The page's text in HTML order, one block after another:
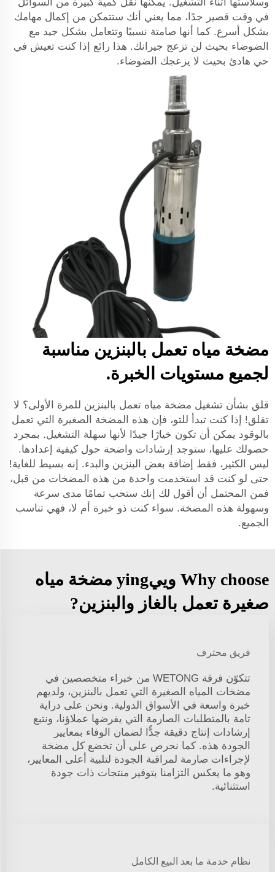
في وقت قصير جدًا، مما يعني أنك ستتمكن من إكمال مهامك
بشكل أسرع. كما أنها صامتة نسبيًا وتتعامل بشكل جيد مع
الضوضاء بحيث لن تزعج جيرانك. هذا رائع إذا كنت تعيش في
حي هادئ بحيث لا يزعجك الضوضاء.
مضخة مياه تعمل بالبنزين مناسبة
لجميع مستويات الخبرة.
قلق بشأن تشغيل مضخة مياه تعمل بالبنزين للمرة الأولى؟ لا
تقلق! إذا كنت تبدأ للتو، فإن هذه المضخة الصغيرة التي تعمل
بالوقود يمكن أن تكون خيارًا جيدًا لأنها سهلة التشغيل. بمجرد
حصولك عليها، ستوجد إرشادات واضحة حول كيفية إعدادها.
ليس الكثير، فقط إضافة بعض البنزين والبدء. إنه بسيط للغاية!
حتى لو كنت قد استخدمت واحدة من هذه المضخات من قبل،
فمن المحتمل أن أقول لك إنك ستحب تمامًا مدى سرعة
وسهولة هذه المضخة. سواء كنت ذو خبرة أم لا، فهي تناسب
الجميع.
Why choose وييying مضخة مياه
صغيرة تعمل بالغاز والبنزين?
فريق محترف
تتكوّن فرقة WETONG من خبراء متخصصين في
مضخات المياه الصغيرة التي تعمل بالبنزين، ولديهم
خبرة واسعة في الأسواق الدولية. ونحن على دراية
تامة بالمتطلبات الصارمة التي يفرضها عملاؤنا، ونتبع
إرشادات إنتاج دقيقة جدًّا لضمان الوفاء بمعايير
الجودة هذه. كما نحرص على أن تخضع كل مضخة
لإجراءات صارمة لمراقبة الجودة لتلبية أعلى المعايير،
وهو ما يعكس التزامنا بتوفير منتجات ذات جودة
استثنائية.
نظام خدمة ما بعد البيع الكامل